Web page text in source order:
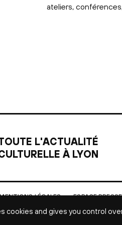
ateliers,
L'ACTUALITÉ
À LYON
LÉGALES ESPACE PRESSE
cookies and gives you control